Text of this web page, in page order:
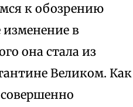
к обозрению
в
она стала из
Великом. Как